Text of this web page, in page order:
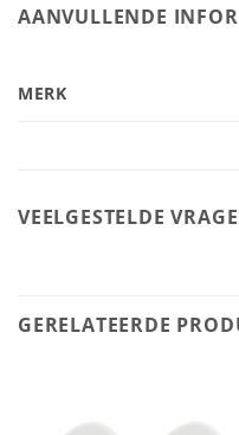
AANVULLENDE
MERK
VEELGESTELDE
GERELATEERDE